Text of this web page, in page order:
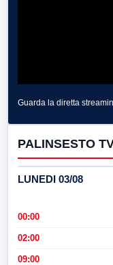
Guarda la diretta
PALINSESTO
LUNEDI 03/08
00:00
02:00
09:00